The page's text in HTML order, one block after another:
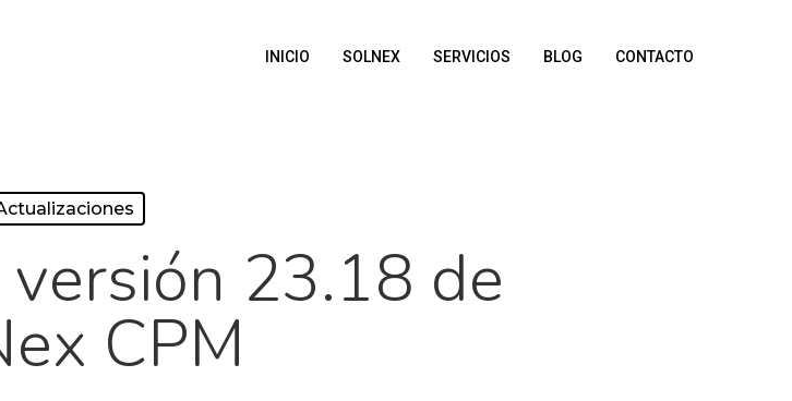
INICIO SOLNEX SERVICIOS BLOG CONTACTO
23.18 de
CPM